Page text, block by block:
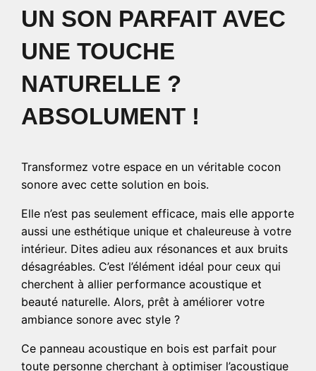
UN SON PARFAIT AVEC
UNE TOUCHE
NATURELLE ?
ABSOLUMENT !
Transformez votre espace en un véritable cocon
sonore avec cette solution en bois.
Elle n’est pas seulement efficace, mais elle apporte
aussi une esthétique unique et chaleureuse à votre
intérieur. Dites adieu aux résonances et aux bruits
désagréables. C’est l’élément idéal pour ceux qui
cherchent à allier performance acoustique et
beauté naturelle. Alors, prêt à améliorer votre
ambiance sonore avec style ?
Ce panneau acoustique en bois est parfait pour
toute personne cherchant à optimiser l’acoustique